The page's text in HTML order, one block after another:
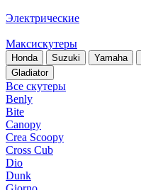
Электрические
Максискутеры
Honda Suzuki Yamaha
Gladiator
Все скутеры
Benly
Bite
Canopy
Crea Scoopy
Cross Cub
Dio
Dunk